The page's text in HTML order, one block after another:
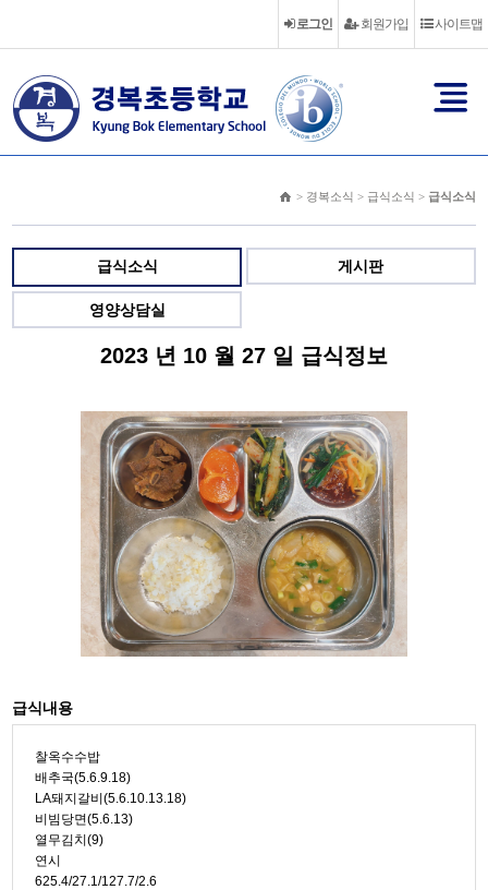
사이트맵
회원가입
로그인
> 경복소식 > 급식소식 > 급식소식
급식소식 게시판
영양상담실
2023 년 10 월 27 일 급식정보
급식내용
찰옥수수밥
배추국(5.6.9.18)
LA돼지갈비(5.6.10.13.18)
비빔당면(5.6.13)
열무김치(9)
연시
625.4/27.1/127.7/2.6